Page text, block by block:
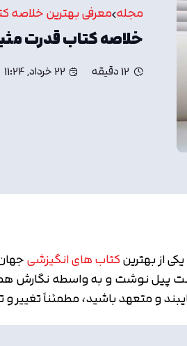
مجله معرفی بهترین خلاصه
خلاصه کتاب قدرت
12 دقیقه 22 خرداد, 11:24
کتاب های انگیزشی
پیل نوشت و به واسطه نگارش
و متعهد باشید، مطمئناً تغییر